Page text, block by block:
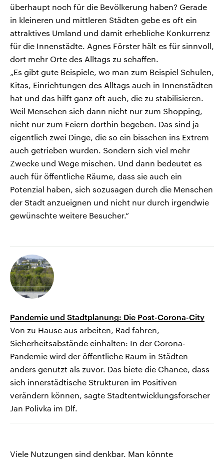
überhaupt noch für die Bevölkerung haben? Gerade
in kleineren und mittleren Städten gebe es oft ein
attraktives Umland und damit erhebliche Konkurrenz
für die Innenstädte. Agnes Förster hält es für sinnvoll,
dort mehr Orte des Alltags zu schaffen.
„Es gibt gute Beispiele, wo man zum Beispiel Schulen,
Kitas, Einrichtungen des Alltags auch in Innenstädten
hat und das hilft ganz oft auch, die zu stabilisieren.
Weil Menschen sich dann nicht nur zum Shopping,
nicht nur zum Feiern dorthin begeben. Das sind ja
eigentlich zwei Dinge, die so ein bisschen ins Extrem
auch getrieben wurden. Sondern sich viel mehr
Zwecke und Wege mischen. Und dann bedeutet es
auch für öffentliche Räume, dass sie auch ein
Potenzial haben, sich sozusagen durch die Menschen
der Stadt anzueignen und nicht nur durch irgendwie
gewünschte weitere Besucher.“
Pandemie und Stadtplanung: Die Post-Corona-City
Von zu Hause aus arbeiten, Rad fahren,
Sicherheitsabstände einhalten: In der Corona-
Pandemie wird der öffentliche Raum in Städten
anders genutzt als zuvor. Das biete die Chance, dass
sich innerstädtische Strukturen im Positiven
verändern können, sagte Stadtentwicklungsforscher
Jan Polivka im Dlf.
Viele Nutzungen sind denkbar. Man könnte